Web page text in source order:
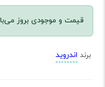
قیمت و موجودی بروز
برند اندروید